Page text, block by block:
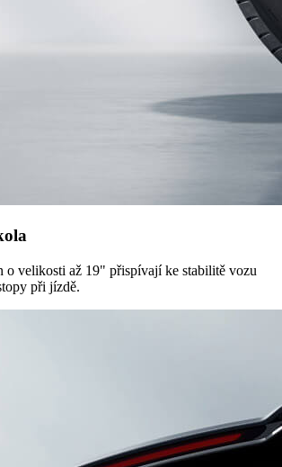
o velikosti až 19" přispívají ke stabilitě vozu
při jízdě.